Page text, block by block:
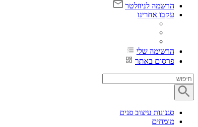
הרשמה לניוזלטר
עקבו אחרינו
הרשימה שלי
פרסום באתר
סגנונות עיצוב פנים
מומחים